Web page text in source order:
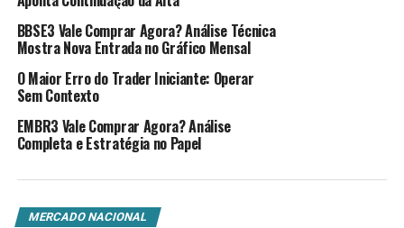
A solidez dos fundamentos financeiros tem sido um dos
principais motores do crescimento da Microsoft. A
demonstrando estabilidade e potencial de expansão
mesmo em cenários econômicos desafiadores. Segundo a
análise disponível emAnálise de Ações
apresentando:
contínuo nos últimos trimestres, refletindo a
BBSE3 Vale Comprar Agora? Análise Técnica
Mostra Nova Entrada no Gráfico Mensal
O Maior Erro do Trader Iniciante: Operar
Sem Contexto
EMBR3 Vale Comprar Agora? Análise
Completa e Estratégia no Papel
MERCADO NACIONAL